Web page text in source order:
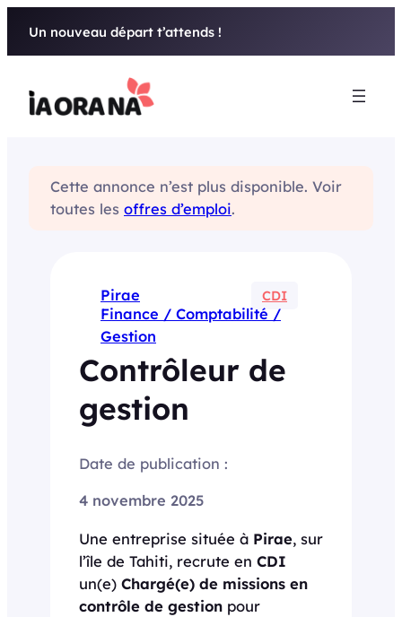
Un nouveau départ t’attends !
Cette annonce n’est plus disponible. Voir
toutes les offres d’emploi.
Pirae CDI
Finance / Comptabilité /
Gestion
Contrôleur de
gestion
Date de publication :
4 novembre 2025
Une entreprise située à Pirae, sur
l’île de Tahiti, recrute en CDI
un(e) Chargé(e) de missions en
contrôle de gestion pour